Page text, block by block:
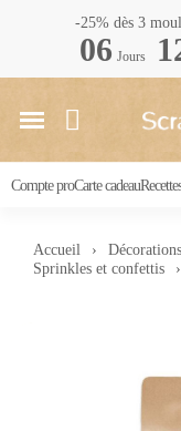
-25% dès 3
06 Jours
Compte proCarte cadeauRecettes
Accueil Décorations
Sprinkles et confettis